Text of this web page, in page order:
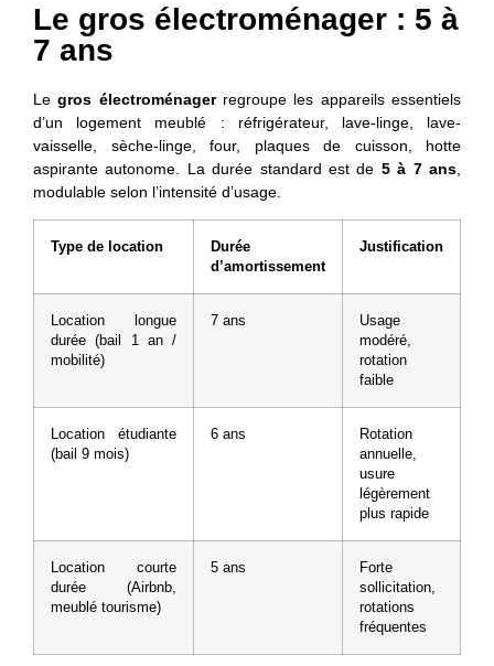
Le gros électroménager : 5 à
7 ans
Legros électroménagerregroupe les appareils essentiels
d’un logement meublé : réfrigérateur, lave-linge, lave-
vaisselle, sèche-linge, four, plaques de cuisson, hotte
aspirante autonome. La durée standard est de 5 à 7 ans
modulable selon l’intensité d’usage.
Type de location
Durée
d’amortissement
Justification
Location longue
durée (bail 1 an /
mobilité)
7 ans
Usage
modéré,
rotation
faible
Location étudiante
(bail 9 mois)
6 ans
Rotation
annuelle,
usure
légèrement
plus rapide
Location courte
durée (Airbnb,
meublé tourisme)
5 ans
Forte
sollicitation,
rotations
fréquentes